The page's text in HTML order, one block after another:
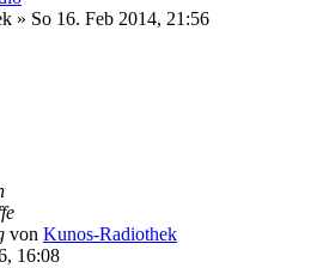
» So 16. Feb 2014, 21:56
von Kunos-Radiothek
16:08